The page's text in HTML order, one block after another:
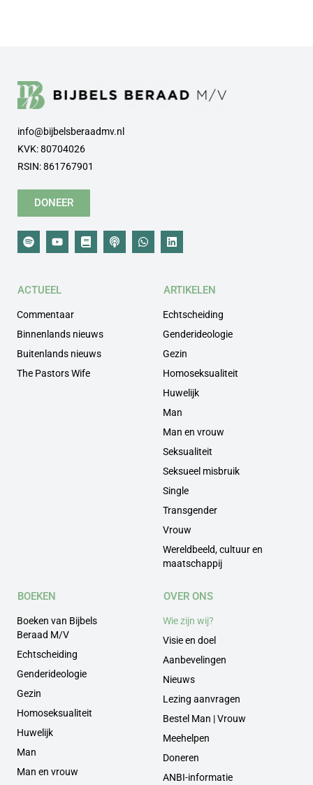
info@bijbelsberaadmv.nl
KVK: 80704026
RSIN: 861767901
DONEER
ACTUEEL
Commentaar
Binnenlands nieuws
Buitenlands nieuws
The Pastors Wife
ARTIKELEN
Echtscheiding
Genderideologie
Gezin
Homoseksualiteit
Huwelijk
Man
Man en vrouw
Seksualiteit
Seksueel misbruik
Single
Transgender
Vrouw
Wereldbeeld, cultuur en
maatschappij
BOEKEN
Boeken van Bijbels
Beraad M/V
Echtscheiding
Genderideologie
Gezin
Homoseksualiteit
Huwelijk
Man
Man en vrouw
OVER ONS
Wie zijn wij?
Visie en doel
Aanbevelingen
Nieuws
Lezing aanvragen
Bestel Man | Vrouw
Meehelpen
Doneren
ANBI-informatie